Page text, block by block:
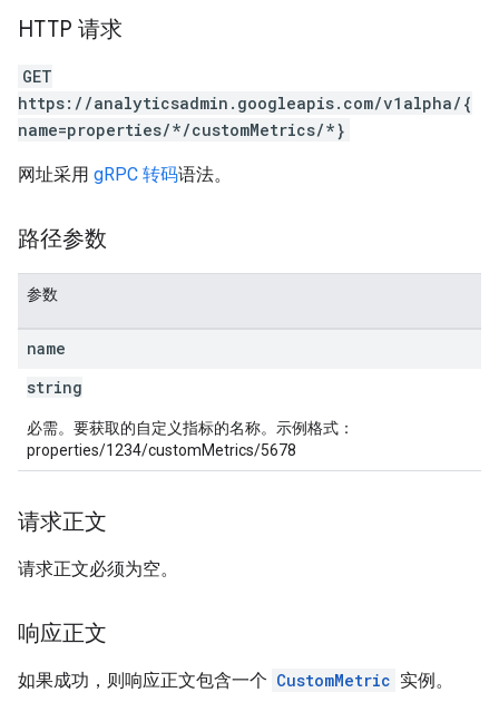
HTTP 请求
GET
https://analyticsadmin.googleapis.com/v1alpha/{
name=properties/*/customMetrics/*}
网址采用 gRPC 转码语法。
路径参数
参数
name
string
必需。要获取的自定义指标的名称。示例格式：
properties/1234/customMetrics/5678
请求正文
请求正文必须为空。
响应正文
如果成功，则响应正文包含一个 CustomMetric 实例。